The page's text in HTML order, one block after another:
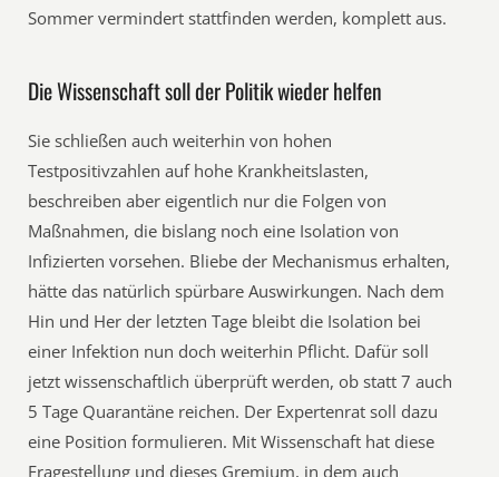
Sommer vermindert stattfinden werden, komplett aus.
Die Wissenschaft soll der Politik wieder helfen
Sie schließen auch weiterhin von hohen
Testpositivzahlen auf hohe Krankheitslasten,
beschreiben aber eigentlich nur die Folgen von
Maßnahmen, die bislang noch eine Isolation von
Infizierten vorsehen. Bliebe der Mechanismus erhalten,
hätte das natürlich spürbare Auswirkungen. Nach dem
Hin und Her der letzten Tage bleibt die Isolation bei
einer Infektion nun doch weiterhin Pflicht. Dafür soll
jetzt wissenschaftlich überprüft werden, ob statt 7 auch
5 Tage Quarantäne reichen. Der Expertenrat soll dazu
eine Position formulieren. Mit Wissenschaft hat diese
Fragestellung und dieses Gremium, in dem auch